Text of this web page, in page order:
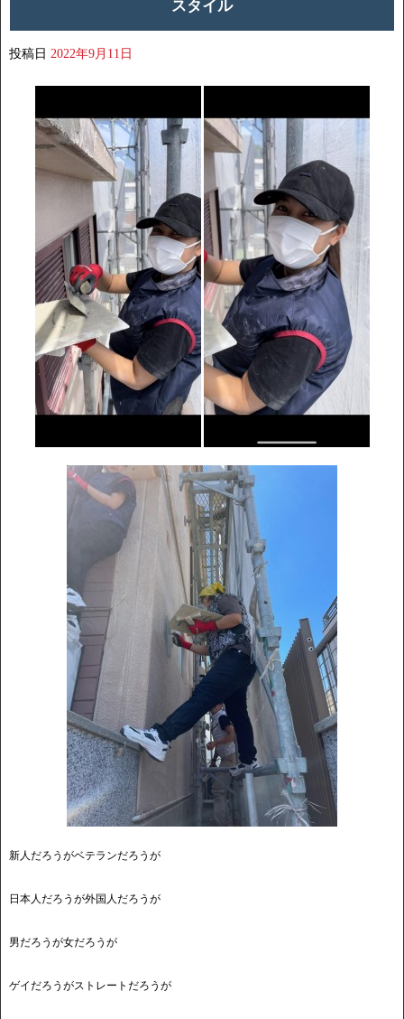
スタイル
投稿日 2022年9月11日
新人だろうがベテランだろうが
日本人だろうが外国人だろうが
男だろうが女だろうが
ゲイだろうがストレートだろうが